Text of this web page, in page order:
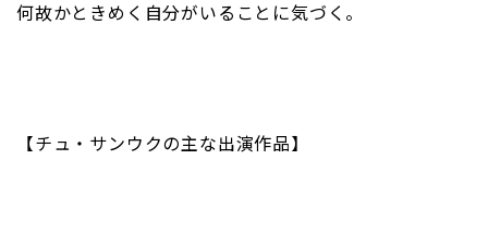
何故かときめく自分がいることに気づく。
【チュ・サンウクの主な出演作品】